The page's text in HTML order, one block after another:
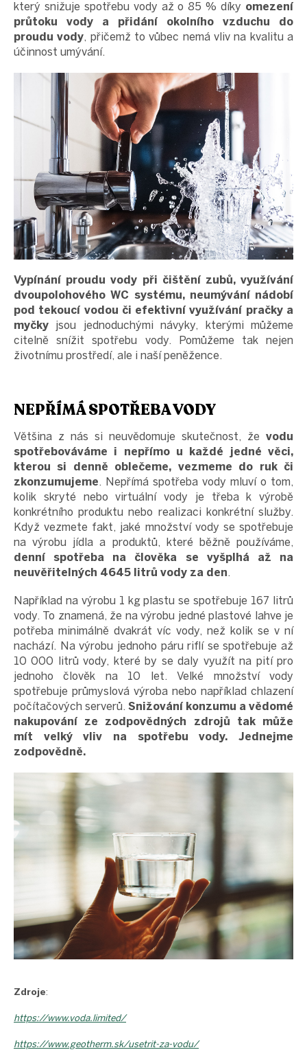
který snižuje spotřebu vody až o 85 % díky omezení
průtoku vody a přidání okolního vzduchu do
proudu vody, přičemž to vůbec nemá vliv na kvalitu a
účinnost umývání.
Vypínání proudu vody při čištění zubů, využívání
dvoupolohového WC systému, neumývání nádobí
pod tekoucí vodou či efektivní využívání pračky a
myčky jsou jednoduchými návyky, kterými můžeme
citelně snížit spotřebu vody. Pomůžeme tak nejen
životnímu prostředí, ale i naší peněžence.
NEPŘÍMÁ SPOTŘEBA VODY
Většina z nás si neuvědomuje skutečnost, že vodu
spotřebováváme i nepřímo u každé jedné věci,
kterou si denně oblečeme, vezmeme do ruk či
zkonzumujeme. Nepřímá spotřeba vody mluví o tom,
kolik skryté nebo virtuální vody je třeba k výrobě
konkrétního produktu nebo realizaci konkrétní služby.
Když vezmete fakt, jaké množství vody se spotřebuje
na výrobu jídla a produktů, které běžně používáme,
denní spotřeba na člověka se vyšplhá až na
neuvěřitelných 4645 litrů vody za den.
Například na výrobu 1 kg plastu se spotřebuje 167 litrů
vody. To znamená, že na výrobu jedné plastové lahve je
potřeba minimálně dvakrát víc vody, než kolik se v ní
nachází. Na výrobu jednoho páru riflí se spotřebuje až
10 000 litrů vody, které by se daly využít na pití pro
jednoho člověk na 10 let. Velké množství vody
spotřebuje průmyslová výroba nebo například chlazení
počítačových serverů. Snižování konzumu a vědomé
nakupování ze zodpovědných zdrojů tak může
mít velký vliv na spotřebu vody. Jednejme
zodpovědně.
Zdroje:
https://www.voda.limited/
https://www.geotherm.sk/usetrit-za-vodu/